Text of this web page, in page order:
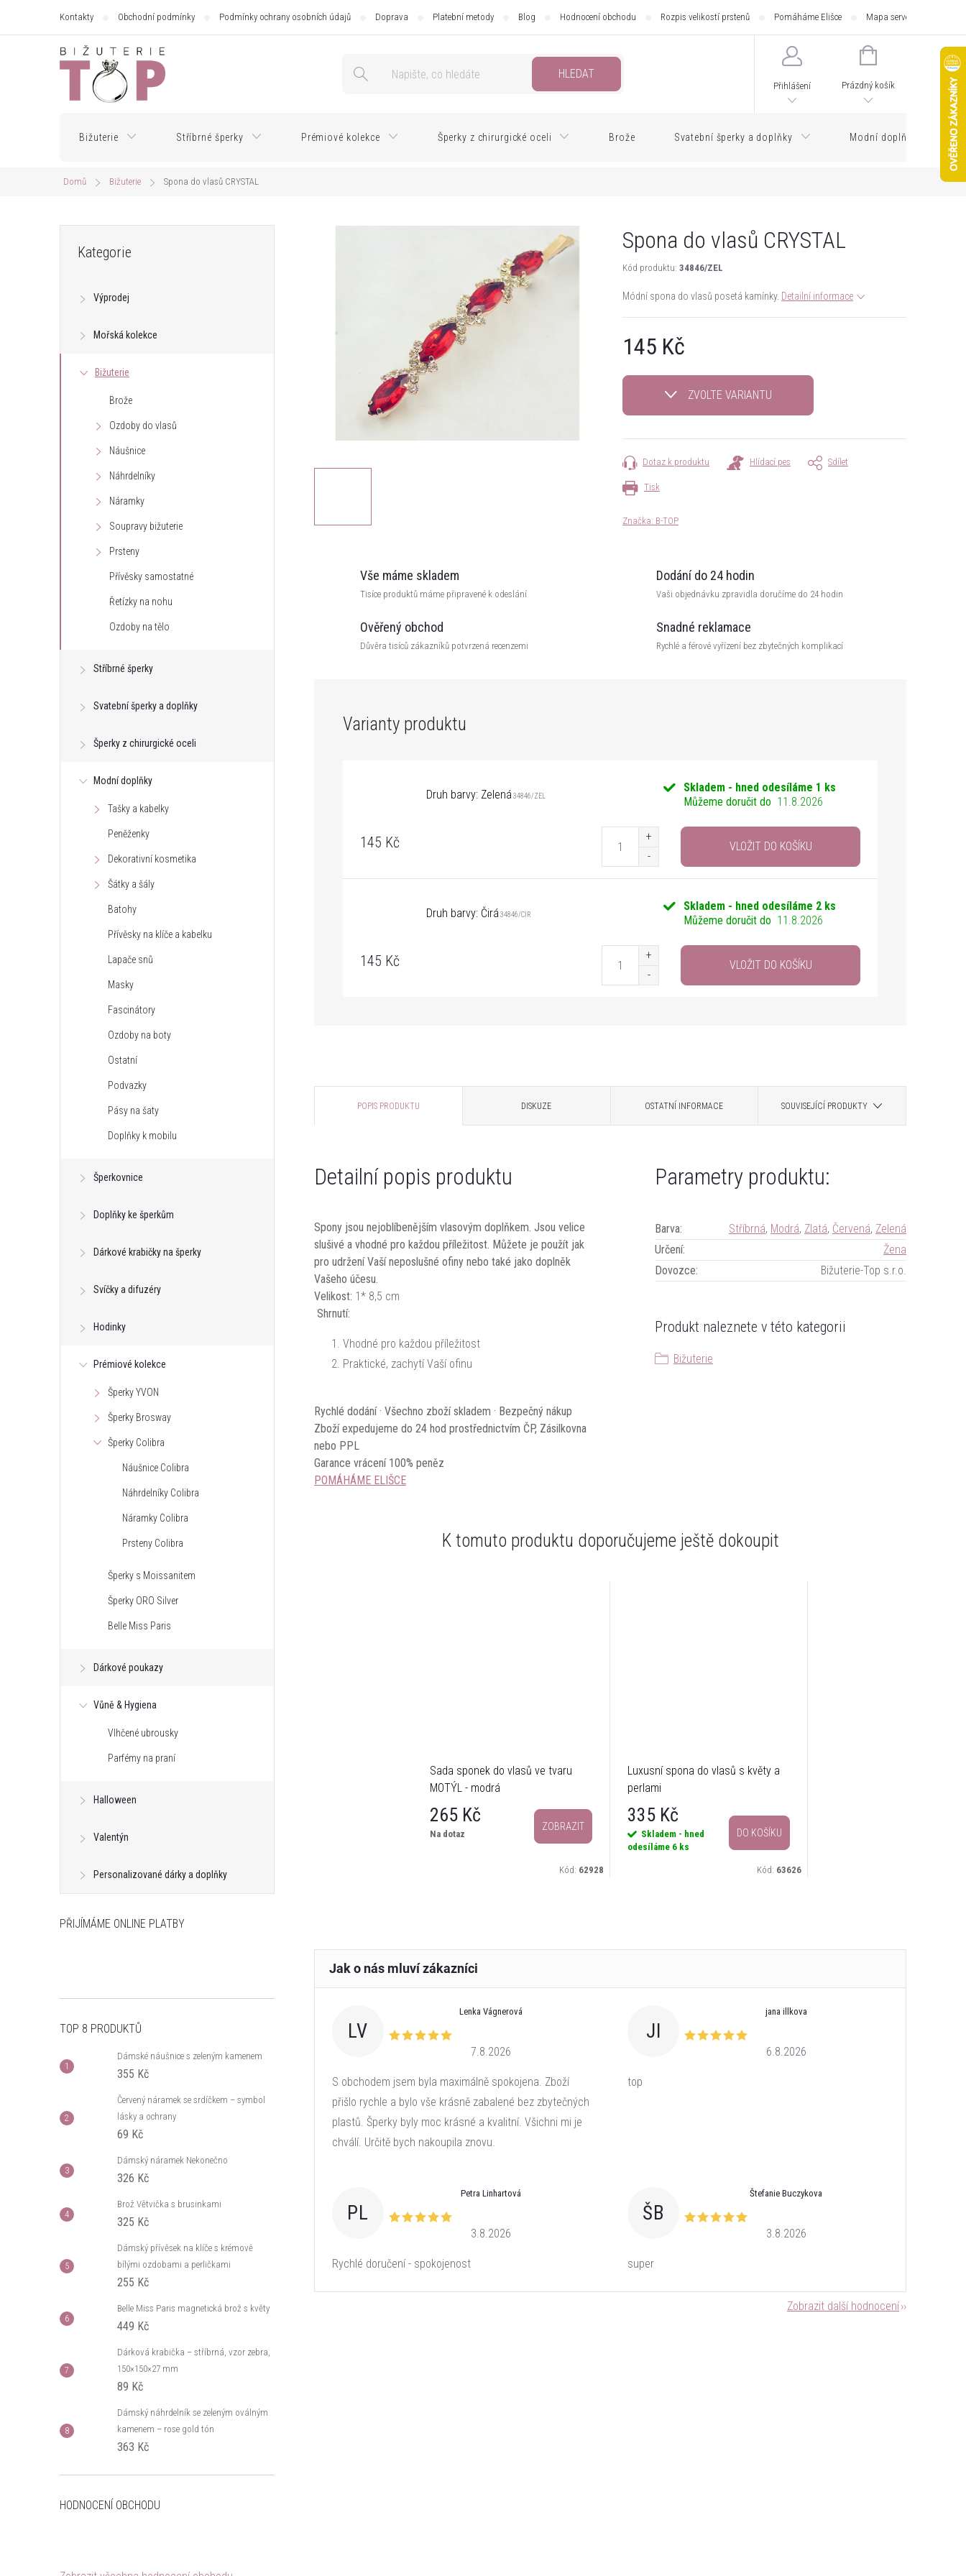
Kontakty Obchodní podmínky Podmínky ochrany osobních údajů Doprava Platební metody Blog Hodnocení obchodu Rozpis velikostí prstenů Pomáháme Elišce Mapa serveru
HLEDAT
Přihlášení
NÁKUPNÍ
Prázdný košík
Bižuterie Stříbrné šperky Prémiové kolekce Šperky z chirurgické oceli Brože Svatební šperky a doplňky Modní doplňky
Domů Bižuterie Spona do vlasů CRYSTAL
t
kategorie
Kategorie
Výprodej
Mořská kolekce
Bižuterie
Brože
Ozdoby do vlasů
Náušnice
Náhrdelníky
Náramky
Soupravy bižuterie
Prsteny
Přívěsky samostatné
Řetízky na nohu
Ozdoby na tělo
Stříbrné šperky
Svatební šperky a doplňky
Šperky z chirurgické oceli
Modní doplňky
Tašky a kabelky
Peněženky
Dekorativní kosmetika
Šátky a šály
Batohy
Přívěsky na klíče a kabelku
Lapače snů
Masky
Fascinátory
Ozdoby na boty
Ostatní
Podvazky
Pásy na šaty
Doplňky k mobilu
Šperkovnice
Doplňky ke šperkům
Dárkové krabičky na šperky
Svíčky a difuzéry
Hodinky
Prémiové kolekce
Šperky YVON
Šperky Brosway
Šperky Colibra
Náušnice Colibra
Náhrdelníky Colibra
Náramky Colibra
Prsteny Colibra
Šperky s Moissanitem
Šperky ORO Silver
Belle Miss Paris
Dárkové poukazy
Vůně & Hygiena
Vlhčené ubrousky
Parfémy na praní
Halloween
Valentýn
Personalizované dárky a doplňky
PŘIJÍMÁME ONLINE PLATBY
TOP 8 PRODUKTŮ
Dámské náušnice s zeleným kamenem
355 Kč
Červený náramek se srdíčkem – symbol
lásky a ochrany
69 Kč
Dámský náramek Nekonečno
326 Kč
Brož Větvička s brusinkami
325 Kč
Dámský přívěsek na klíče s krémově
bílými ozdobami a perličkami
255 Kč
Belle Miss Paris magnetická brož s květy
449 Kč
Dárková krabička – stříbrná, vzor zebra,
150×150×27 mm
89 Kč
Dámský náhrdelník se zeleným oválným
kamenem – rose gold tón
363 Kč
HODNOCENÍ OBCHODU
Spona do vlasů CRYSTAL
Kód produktu: 34846/ZEL
Módní spona do vlasů posetá kamínky. Detailní informace
145 Kč
cena:
ZVOLTE VARIANTU
Tisk
Dotaz k produktu Hlídací pes Sdílet
Značka: B-TOP
Vše máme skladem
Tisíce produktů máme připravené k odeslání
Dodání do 24 hodin
Vaši objednávku zpravidla doručíme do 24 hodin
Ověřený obchod
Důvěra tisíců zákazníků potvrzená recenzemi
Snadné reklamace
Rychlé a férové vyřízení bez zbytečných komplikací
Druh barvy: Zelená 34846/ZEL
Skladem - hned odesíláme 1 ks
Můžeme doručit do 11.8.2026
145 Kč VLOŽIT DO KOŠÍKU
Druh barvy: Čirá 34846/CIR
Skladem - hned odesíláme 2 ks
Můžeme doručit do 11.8.2026
145 Kč VLOŽIT DO KOŠÍKU
POPIS PRODUKTU DISKUZE OSTATNÍ INFORMACE SOUVISEJÍCÍ PRODUKTY
Detailní popis produktu
Spony jsou nejoblíbenějším vlasovým doplňkem. Jsou velice
slušivé a vhodné pro každou příležitost. Můžete je použít jak
pro udržení Vaší neposlušné ofiny nebo také jako doplněk
Vašeho účesu.
Velikost: 1* 8,5 cm
Shrnutí:
Vhodné pro každou příležitost
Praktické, zachytí Vaší ofinu
Rychlé dodání · Všechno zboží skladem · Bezpečný nákup
Zboží expedujeme do 24 hod prostřednictvím ČP, Zásilkovna
nebo PPL
Garance vrácení 100% peněz
POMÁHÁME ELIŠCE
Parametry produktu:
Barva: Stříbrná, Modrá, Zlatá, Červená, Zelená
Určení:
Žena
Dovozce: Bižuterie-Top s.r.o.
Produkt naleznete v této kategorii
Bižuterie
K tomuto produktu doporučujeme ještě dokoupit
Sada sponek do vlasů ve tvaru
MOTÝL - modrá
265 Kč
Na dotaz
ZOBRAZIT
Kód: 62928
Luxusní spona do vlasů s květy a
perlami
335 Kč
Skladem - hned
odesíláme 6 ks
DO KOŠÍKU
Kód: 63626
LV
Lenka Vágnerová
7.8.2026
S obchodem jsem byla maximálně spokojena. Zboží
přišlo rychle a bylo vše krásně zabalené bez zbytečných
plastů. Šperky byly moc krásné a kvalitní. Všichni mi je
chválí. Určitě bych nakoupila znovu.
JI
jana illkova
6.8.2026
top
PL
Petra Linhartová
3.8.2026
Rychlé doručení - spokojenost
ŠB
Štefanie Buczykova
3.8.2026
super
Zobrazit další hodnocení